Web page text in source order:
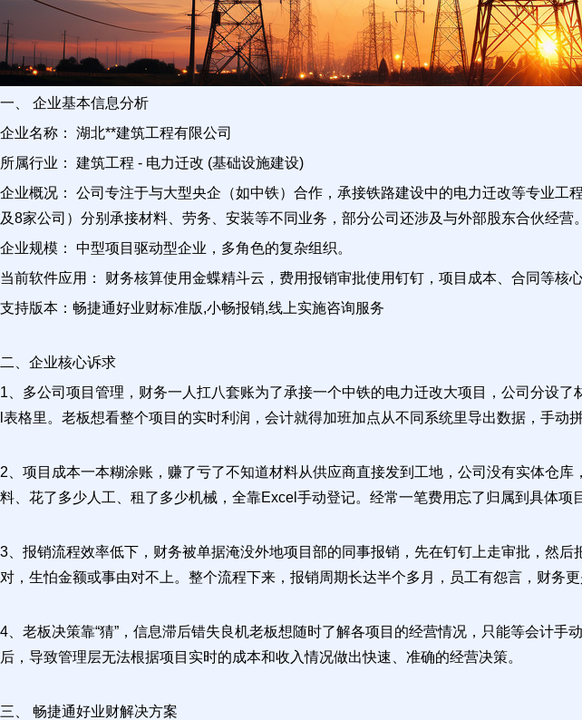
一、 企业基本信息分析
企业名称： 湖北**建筑工程有限公司
所属行业： 建筑工程 - 电力迁改 (基础设施建设)
企业概况： 公司专注于与大型央企（如中铁）合作，承接铁路建设中的电力迁改等专业
及8家公司）分别承接材料、劳务、安装等不同业务，部分公司还涉及与外部股东合伙经营。
企业规模： 中型项目驱动型企业，多角色的复杂组织。
当前软件应用： 财务核算使用金蝶精斗云，费用报销审批使用钉钉，项目成本、合同等核
支持版本：畅捷通好业财标准版,小畅报销,线上实施咨询服务
二、企业核心诉求
1、多公司项目管理，财务一人扛八套账为了承接一个中铁的电力迁改大项目，公司分设
l表格里。老板想看整个项目的实时利润，会计就得加班加点从不同系统里导出数据，手动
2、项目成本一本糊涂账，赚了亏了不知道材料从供应商直接发到工地，公司没有实体仓
料、花了多少人工、租了多少机械，全靠Excel手动登记。经常一笔费用忘了归属到具体
3、报销流程效率低下，财务被单据淹没外地项目部的同事报销，先在钉钉上走审批，然
对，生怕金额或事由对不上。整个流程下来，报销周期长达半个多月，员工有怨言，财务
4、老板决策靠“猜”，信息滞后错失良机老板想随时了解各项目的经营情况，只能等会计
后，导致管理层无法根据项目实时的成本和收入情况做出快速、准确的经营决策。
三、 畅捷通好业财解决方案